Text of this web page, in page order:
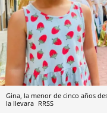
Gina, la menor de cinco años
la llevara RRSS